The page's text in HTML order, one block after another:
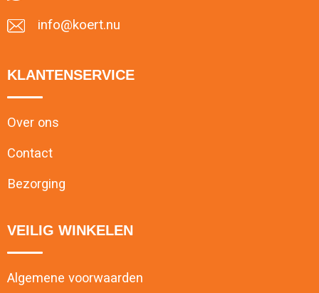
info@koert.nu
KLANTENSERVICE
Over ons
Contact
Bezorging
VEILIG WINKELEN
Algemene voorwaarden